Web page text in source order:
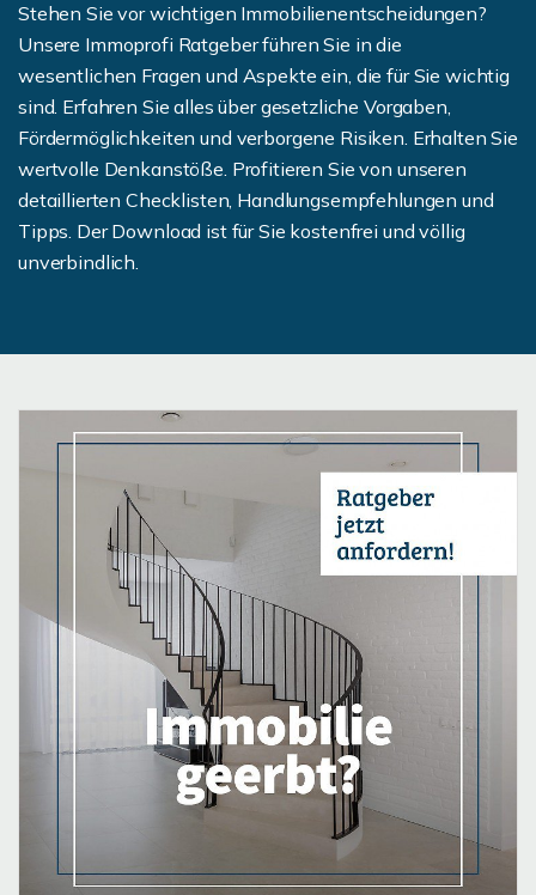
Stehen Sie vor wichtigen Immobilienentscheidungen?
Unsere Immoprofi Ratgeber führen Sie in die
wesentlichen Fragen und Aspekte ein, die für Sie wichtig
sind. Erfahren Sie alles über gesetzliche Vorgaben,
Fördermöglichkeiten und verborgene Risiken. Erhalten Sie
wertvolle Denkanstöße. Profitieren Sie von unseren
detaillierten Checklisten, Handlungsempfehlungen und
Tipps. Der Download ist für Sie kostenfrei und völlig
unverbindlich.